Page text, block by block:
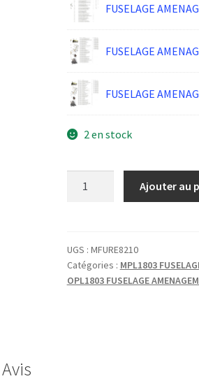
FUSELAGE
FUSELAGE
FUSELAGE
2 en stock
CPF
EN
OMEGA
Ajouter au
UGS : MFURE8210
Catégories : MPL1803
OPL1803 FUSELAGE
Avis